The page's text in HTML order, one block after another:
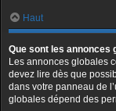
Haut
Que sont les annonces
Les annonces globales
devez lire dès que
dans votre panneau de
globales dépend des